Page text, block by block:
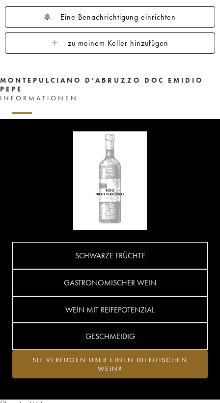
Eine Benachrichtigung einrichten
zu meinem Keller hinzufügen
MONTEPULCIANO D'ABRUZZO DOC EMIDIO
PEPE
INFORMATIONEN
SCHWARZE FRÜCHTE
GASTRONOMISCHER WEIN
WEIN MIT REIFEPOTENZIAL
GESCHMEIDIG
SIE VERFÜGEN ÜBER EINEN IDENTISCHEN
WEIN?